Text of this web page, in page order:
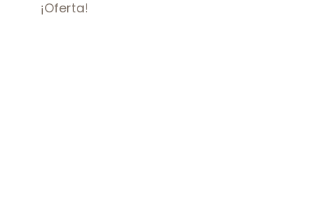
¡Oferta!